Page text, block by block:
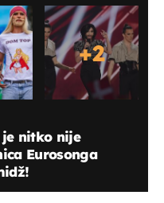
+2
nitko nije
Eurosonga